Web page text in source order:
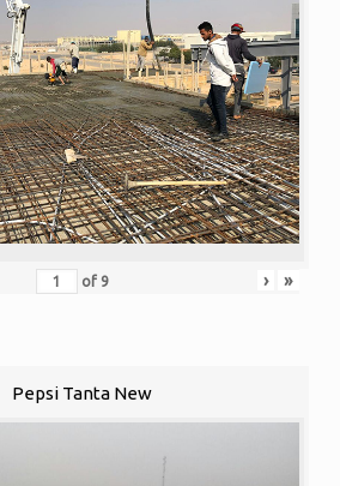
of 9 › »
Pepsi Tanta New